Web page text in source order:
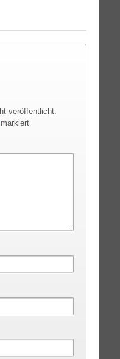
veröffentlicht.